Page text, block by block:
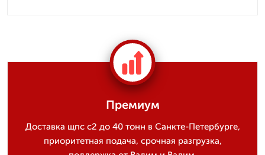
Премиум
Доставка щпс с2 до 40 тонн в Санкте-Петербурге,
приоритетная подача, срочная разгрузка,